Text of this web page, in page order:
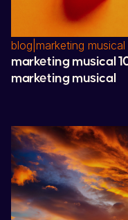
blog marketing musical
marketing musical
marketing musical